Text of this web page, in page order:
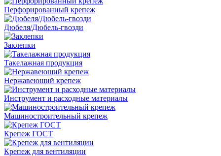
Перфорированный крепеж
Дюбеля/Дюбель-гвозди
Заклепки
Такелажная продукция
Нержавеющий крепеж
Инструмент и расходные материалы
Машиностроительный крепеж
Крепеж ГОСТ
Крепеж для вентиляции